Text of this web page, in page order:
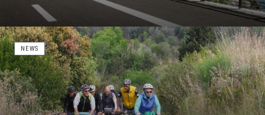
NEWS